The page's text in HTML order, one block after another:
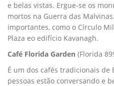
e belas vistas. Ergue-se os
mortos na Guerra das
importantes, como o Círculo
Plaza eo edifício Kavanagh.
Café Florida Garden (Florida
É um dos cafés tradicionais de
pessoas estão conversando e